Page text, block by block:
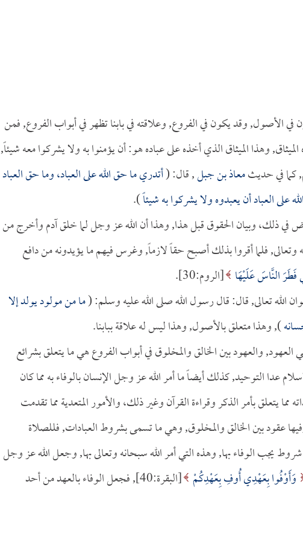
في الأصول, وقد يكون في الفروع, وعلاقته في بابنا تظهر في أبواب الفروع, فمن
وهذا الميثاق الذي أخذه على عباده هو: أن يؤمنوا به ولا يشركوا معه شيئاً,
كما في حديثمعاذ بن جبل, قال: (أتدري ما حق الله على العباد، وما حق العباد
العباد أن يعبدوه ولا يشركوا به شيئاً).
في ذلك، وبيان الحقوق قبل هذا, وهذا أن الله عز وجل لما خلق آدم وأخرج من
فلما أقروا بذلك أصبح حقاً لازماً, وغرس فيهم ما يؤيدونه من دافع
فَطَرَ النَّاسَ عَلَيْهَا [الروم:30].
الله تعالى, قال: قال رسول الله صلى الله عليه وسلم: (ما من مولود يولد إلا
), وهذا متعلق بالأصول, وهذا ليس له علاقة ببابنا.
العهود, والعهود بين الخالق والمخلوق في أبواب الفروع هي ما يتعلق بشرائع
عدا التوحيد, كذلك أيضاً ما أمر الله عز وجل الإنسان بالوفاء به مما كان
مما يتعلق بأمر الذكر وقراءة القرآن وغير ذلك، والأمور المتعدية مما تقدمت
عقود بين الخالق والمخلوق, وهي ما تسمى بشروط العبادات, فللصلاة
الوفاء بها, وهذه التي أمر الله سبحانه وتعالى بها, وجعل الله عز وجل
وَأَوْفُوا بِعَهْدِي أُوفِ بِعَهْدِكُمْ
[البقرة:40], فجعل الوفاء بالعهد من أحد